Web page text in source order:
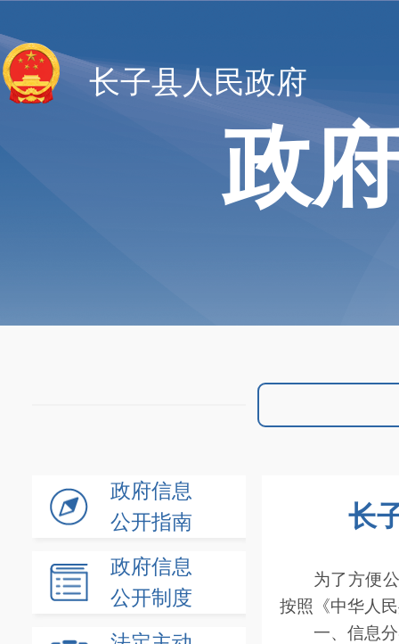
长子县人民政府
政
政府信息
公开指南
政府信息
公开制度
长
为了方便
按照《中华人
一、信息